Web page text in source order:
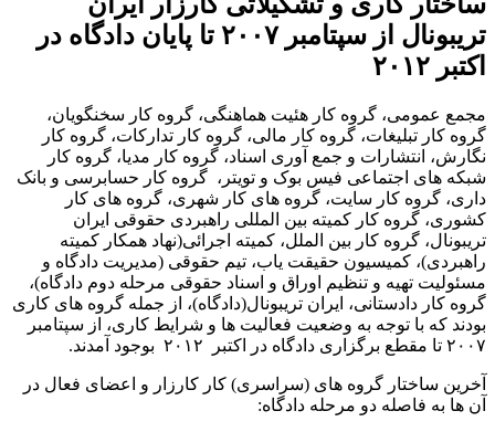
تریبونال از سپتامبر ٢٠٠٧ تا پایان دادگاه در
اکتبر ٢٠١٢
مجمع عمومی، گروه کار هئیت هماهنگی، گروه کار سخنگویان،
گروه کار تبلیغات، گروه کار مالی، گروه کار تدارکات، گروه کار
نگارش، انتشارات و جمع آوری اسناد، گروه کار مدیا، گروه کار
شبکه های اجتماعی فیس بوک و تویتر، گروه کار حسابرسی و بانک
داری، گروه کار سایت، گروه های کار شهری، گروه های کار
کشوری، گروه کار کمیته بین المللی راهبردی حقوقی ایران
تریبونال، گروه کار بین الملل، کمیته اجرائی(نهاد همکار کمیته
راهبردی)، کمیسیون حقیقت یاب، تیم حقوقی (مدیریت دادگاه و
مسئولیت تهیه و تنظیم اوراق و اسناد حقوقی مرحله دوم دادگاه)،
گروه کار دادستانی، ایران تریبونال(دادگاه)، از جمله گروه های کاری
بودند که با توجه به وضعیت فعالیت ها و شرایط کاری، از سپتامبر
٢٠٠٧ تا مقطع برگزاری دادگاه در اکتبر ٢٠١٢ بوجود آمدند.
آخرین ساختار گروه های (سراسری) کار کارزار و اعضای فعال در
آن ها به فاصله دو مرحله دادگاه: